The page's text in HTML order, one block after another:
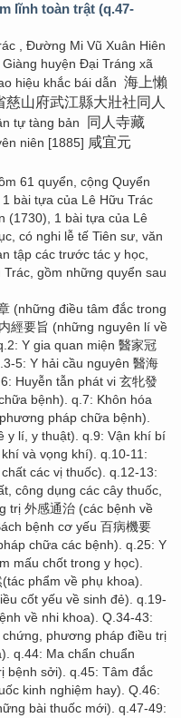
lĩnh toàn trật (q.47-
, Đường Mi Vũ Xuân Hiên
huyện Đại Tráng xã
hiệu khắc bái dẫn 海上懶
山府武江縣大壯社同人
tự tàng bản
同人寺藏
niên [1885] 咸宜元
61 quyển, cộng Quyển
bài tựa của Lê Hữu Trác
(1730), 1 bài tựa của Lê
có nghi lễ tế Tiên sư, văn
tập các trước tác y học,
gồm những quyển sau
(những điều tâm đắc trong
經要旨 (những nguyên lí về
Y gia quan miện 醫家冠
5: Y hải cầu nguyên 醫海
Huyễn tẫn phát vi 玄牝發
bệnh). q.7: Khôn hóa
pháp chữa bệnh).
y lí, y thuật). q.9: Vận khí bí
và vọng khí). q.10-11:
các vị thuốc). q.12-13:
công dụng các cây thuốc,
trị 外感通治 (các bệnh về
bệnh cơ yếu 百病機要
chữa các bệnh). q.25: Y
mấu chốt trong y học).
phẩm về phụ khoa).
cốt yếu về sinh đẻ). q.19-
về nhi khoa). Q.34-43:
phương pháp điều trị
q.44: Ma chẩn chuẩn
bệnh sởi). q.45: Tâm đắc
kinh nghiệm hay). Q.46:
bài thuốc mới). q.47-49: